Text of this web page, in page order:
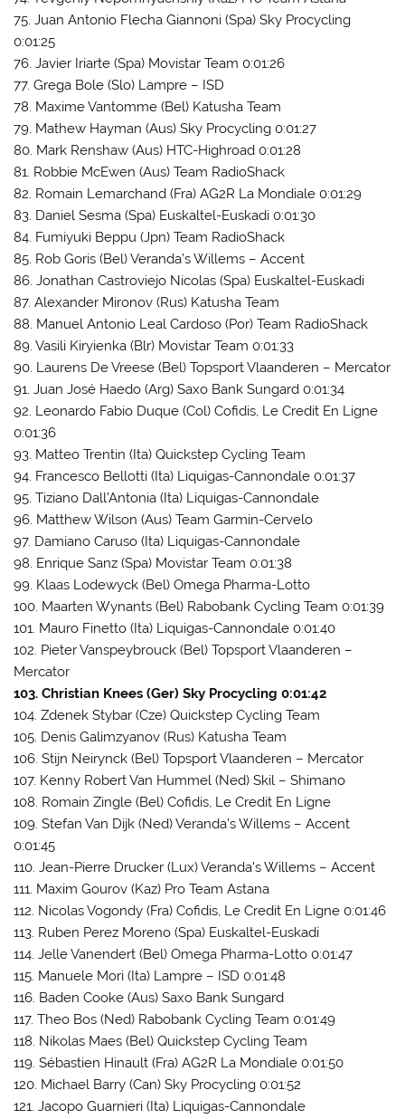
75. Juan Antonio Flecha Giannoni (Spa) Sky Procycling
0:01:25
76. Javier Iriarte (Spa) Movistar Team 0:01:26
77. Grega Bole (Slo) Lampre – ISD
78. Maxime Vantomme (Bel) Katusha Team
79. Mathew Hayman (Aus) Sky Procycling 0:01:27
80. Mark Renshaw (Aus) HTC-Highroad 0:01:28
81. Robbie McEwen (Aus) Team RadioShack
82. Romain Lemarchand (Fra) AG2R La Mondiale 0:01:29
83. Daniel Sesma (Spa) Euskaltel-Euskadi 0:01:30
84. Fumiyuki Beppu (Jpn) Team RadioShack
85. Rob Goris (Bel) Veranda’s Willems – Accent
86. Jonathan Castroviejo Nicolas (Spa) Euskaltel-Euskadi
87. Alexander Mironov (Rus) Katusha Team
88. Manuel Antonio Leal Cardoso (Por) Team RadioShack
89. Vasili Kiryienka (Blr) Movistar Team 0:01:33
90. Laurens De Vreese (Bel) Topsport Vlaanderen – Mercator
91. Juan José Haedo (Arg) Saxo Bank Sungard 0:01:34
92. Leonardo Fabio Duque (Col) Cofidis, Le Credit En Ligne
0:01:36
93. Matteo Trentin (Ita) Quickstep Cycling Team
94. Francesco Bellotti (Ita) Liquigas-Cannondale 0:01:37
95. Tiziano Dall’Antonia (Ita) Liquigas-Cannondale
96. Matthew Wilson (Aus) Team Garmin-Cervelo
97. Damiano Caruso (Ita) Liquigas-Cannondale
98. Enrique Sanz (Spa) Movistar Team 0:01:38
99. Klaas Lodewyck (Bel) Omega Pharma-Lotto
100. Maarten Wynants (Bel) Rabobank Cycling Team 0:01:39
101. Mauro Finetto (Ita) Liquigas-Cannondale 0:01:40
102. Pieter Vanspeybrouck (Bel) Topsport Vlaanderen –
Mercator
103. Christian Knees (Ger) Sky Procycling 0:01:42
104. Zdenek Stybar (Cze) Quickstep Cycling Team
105. Denis Galimzyanov (Rus) Katusha Team
106. Stijn Neirynck (Bel) Topsport Vlaanderen – Mercator
107. Kenny Robert Van Hummel (Ned) Skil – Shimano
108. Romain Zingle (Bel) Cofidis, Le Credit En Ligne
109. Stefan Van Dijk (Ned) Veranda’s Willems – Accent
0:01:45
110. Jean-Pierre Drucker (Lux) Veranda’s Willems – Accent
111. Maxim Gourov (Kaz) Pro Team Astana
112. Nicolas Vogondy (Fra) Cofidis, Le Credit En Ligne 0:01:46
113. Ruben Perez Moreno (Spa) Euskaltel-Euskadi
114. Jelle Vanendert (Bel) Omega Pharma-Lotto 0:01:47
115. Manuele Mori (Ita) Lampre – ISD 0:01:48
116. Baden Cooke (Aus) Saxo Bank Sungard
117. Theo Bos (Ned) Rabobank Cycling Team 0:01:49
118. Nikolas Maes (Bel) Quickstep Cycling Team
119. Sébastien Hinault (Fra) AG2R La Mondiale 0:01:50
120. Michael Barry (Can) Sky Procycling 0:01:52
121. Jacopo Guarnieri (Ita) Liquigas-Cannondale